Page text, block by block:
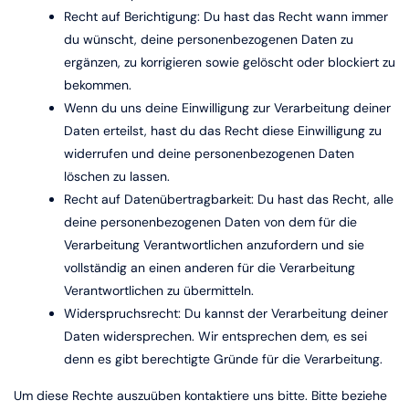
Recht auf Berichtigung: Du hast das Recht wann immer
du wünscht, deine personenbezogenen Daten zu
ergänzen, zu korrigieren sowie gelöscht oder blockiert zu
bekommen.
Wenn du uns deine Einwilligung zur Verarbeitung deiner
Daten erteilst, hast du das Recht diese Einwilligung zu
widerrufen und deine personenbezogenen Daten
löschen zu lassen.
Recht auf Datenübertragbarkeit: Du hast das Recht, alle
deine personenbezogenen Daten von dem für die
Verarbeitung Verantwortlichen anzufordern und sie
vollständig an einen anderen für die Verarbeitung
Verantwortlichen zu übermitteln.
Widerspruchsrecht: Du kannst der Verarbeitung deiner
Daten widersprechen. Wir entsprechen dem, es sei
denn es gibt berechtigte Gründe für die Verarbeitung.
Um diese Rechte auszuüben kontaktiere uns bitte. Bitte beziehe